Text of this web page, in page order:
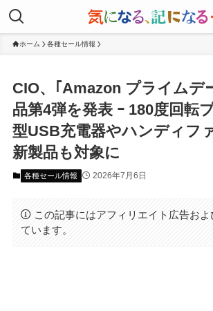
ホーム 各種セール情報
CIO、｢Amazon プライムデ
品第4弾を発表 ｰ 180度回転
型USB充電器やハンディフ
新製品も対象に
各種セール情報 2026年7月6日
この記事にはアフィリエイト広告お
ています。